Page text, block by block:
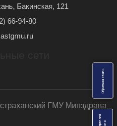
О
б
р
а
т
н
а
я
с
в
я
з
ь
Бакинская, 121
66-94-80
ГМУ Минздрава